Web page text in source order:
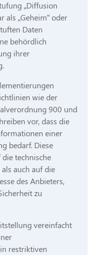
„Diffusion
als „Geheim“ oder
Daten
behördlich
ihrer
wie der
900 und
vor, dass die
einer
bedarf. Diese
technische
auch auf die
des Anbieters,
zu
vereinfacht
restriktiven